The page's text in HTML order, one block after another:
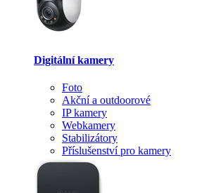
Digitální kamery
Foto
Akční a outdoorové
IP kamery
Webkamery
Stabilizátory
Příslušenství pro kamery